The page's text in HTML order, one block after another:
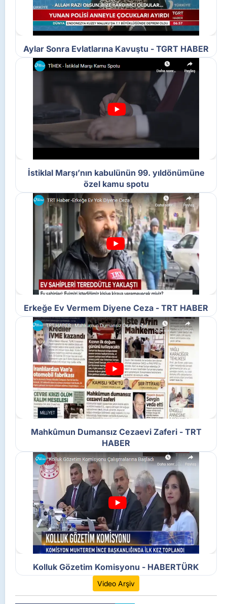
Aylar Sonra Evlatlarına Kavuştu - TGRT HABER
İstiklal Marşı’nın kabulünün 99. yıldönümüne
özel kamu spotu
Erkeğe Ev Vermem Diyene Ceza - TRT HABER
Mahkûmun Dumansız Cezaevi Zaferi - TRT
HABER
Kolluk Gözetim Komisyonu - HABERTÜRK
Video Arşiv